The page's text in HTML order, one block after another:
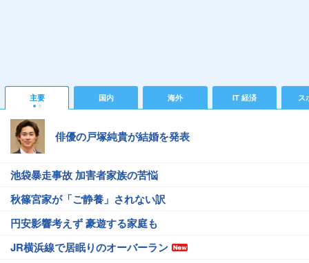
主要 国内 海外 IT 経済 ス
俳優の戸塚純貴が結婚を発表
池袋暴走事故 加害者家族の苦悩
秋篠宮家が「ご静養」されない訳
円安影響考えず 豪遊する家庭も
JR横浜線で居眠りのオーバーラン